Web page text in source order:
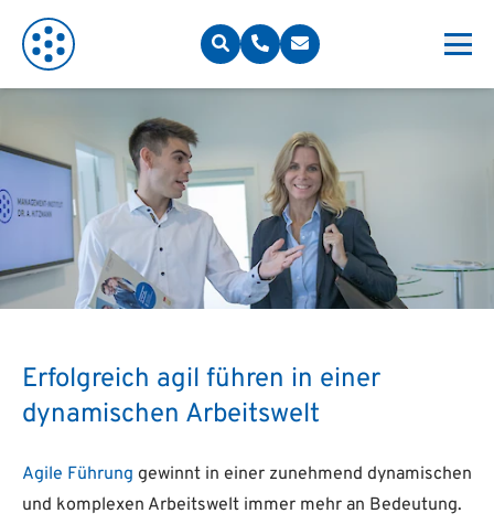
Erfolgreich agil führen in einer
dynamischen Arbeitswelt
Agile Führung gewinnt in einer zunehmend dynamischen
und komplexen Arbeitswelt immer mehr an Bedeutung.